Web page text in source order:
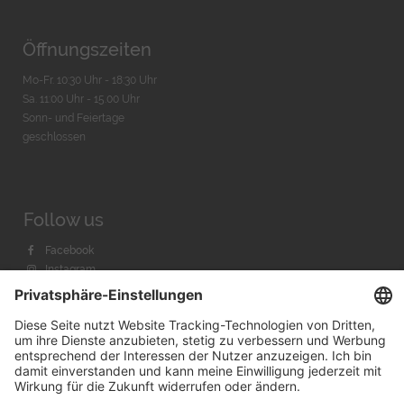
Öffnungszeiten
Mo-Fr. 10:30 Uhr - 18:30 Uhr
Sa. 11:00 Uhr - 15.00 Uhr
Sonn- und Feiertage
geschlossen
Follow us
Facebook
Instagram
Youtube